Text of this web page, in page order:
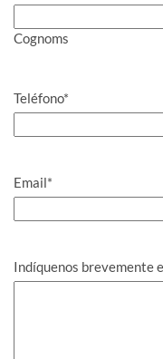
Cognoms
Teléfono*
Email*
Indíquenos brevemente